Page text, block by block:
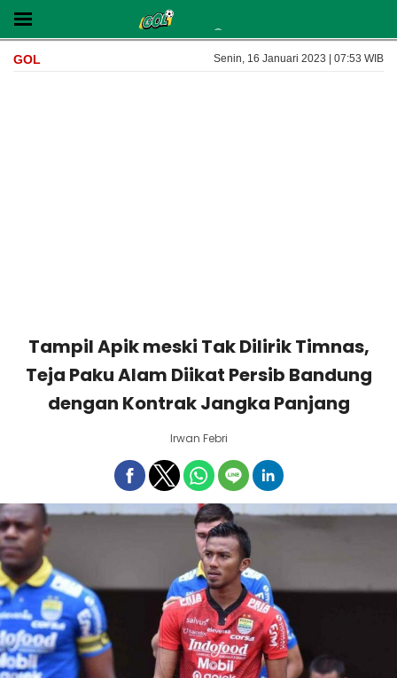
GOL Senin, 16 Januari 2023 | 07:53 WIB
Tampil Apik meski Tak Dilirik Timnas,
Teja Paku Alam Diikat Persib Bandung
dengan Kontrak Jangka Panjang
Irwan Febri